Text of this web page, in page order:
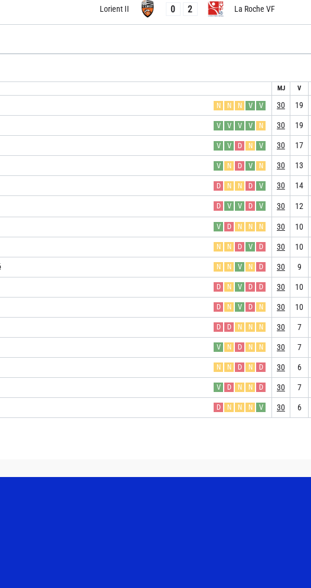
Lorient II 0 2 La Roche VF
MJ V
N N N V V 30 19
V V V V N 30 19
V V D N V 30 17
V N D V N 30 13
D N N D V 30 14
D V V D V 30 12
V D N N N 30 10
N N D V D 30 10
N N V N D 30 9
D N V D D 30 10
D N V D N 30 10
D D N N N 30 7
V N D N N 30 7
N N D N D 30 6
V D N N D 30 7
D N N N V 30 6